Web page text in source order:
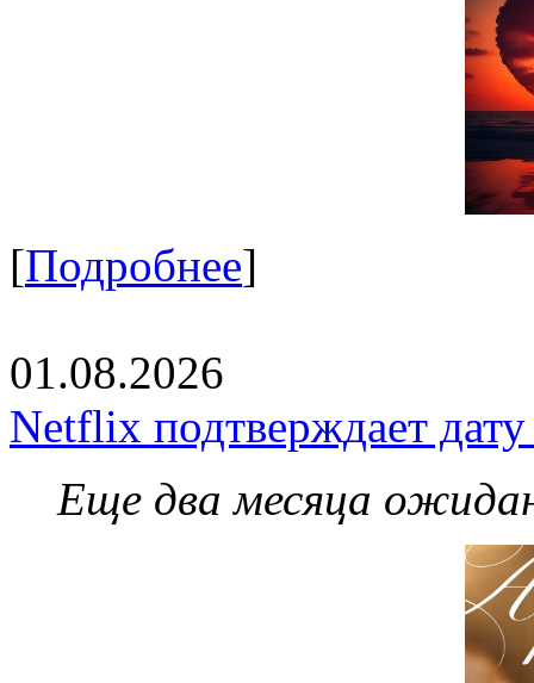
[Подробнее]
01.08.2026
Netflix подтверждает
Еще два месяца